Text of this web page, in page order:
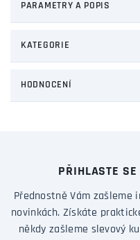
PARAMETRY A POPIS
KATEGORIE
HODNOCENÍ
PŘIHLASTE
Přednostně Vám zašleme
novinkách. Získáte
někdy zašleme slevový